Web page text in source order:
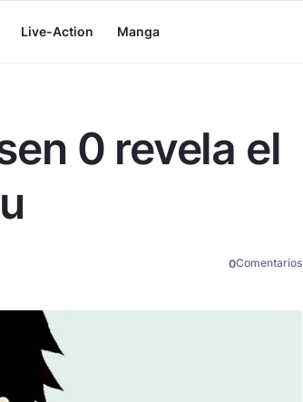
Live-Action Manga
0 revela el
0Comentarios